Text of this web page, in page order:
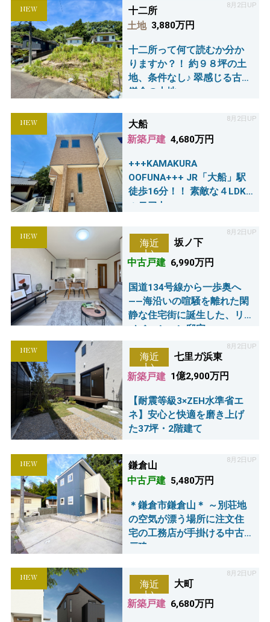
NEW 8月2日UP
十二所
土地 3,880万円
十二所って何て読むか分か
りますか？！ 約９８坪の土
地、条件なし♪ 翠感じる古都
鎌倉の土地
NEW 8月2日UP
大船
新築戸建 4,680万円
+++KAMAKURA
OOFUNA+++ JR「大船」駅
徒歩16分！！ 素敵な４LDK
＋ロフト
NEW 8月2日UP
海近
い
坂ノ下
中古戸建 6,990万円
国道134号線から一歩奥へ
――海沿いの喧騒を離れた閑
静な住宅街に誕生した、リ
ノベーション邸宅
NEW 8月2日UP
海近
い
七里ガ浜東
新築戸建 1億2,900万円
【耐震等級3×ZEH水準省エ
ネ】安心と快適を磨き上げ
た37坪・2階建て
NEW 8月2日UP
鎌倉山
中古戸建 5,480万円
＊鎌倉市鎌倉山＊ ～別荘地
の空気が漂う場所に注文住
宅の工務店が手掛ける中古
戸建～
NEW 8月2日UP
海近
い
大町
新築戸建 6,680万円